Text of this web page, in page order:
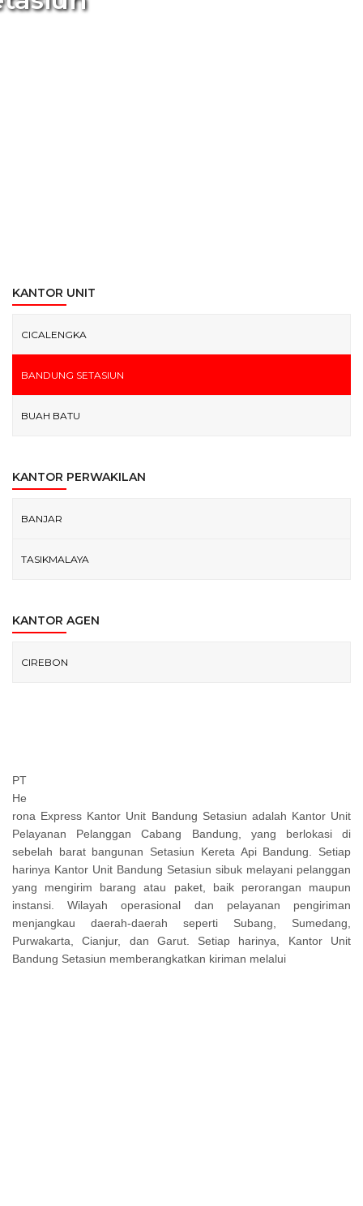
KANTOR UNIT
CICALENGKA
BANDUNG SETASIUN
BUAH BATU
KANTOR PERWAKILAN
BANJAR
TASIKMALAYA
KANTOR AGEN
CIREBON
PT
He
rona Express Kantor Unit Bandung Setasiun adalah Kantor Unit
Pelayanan Pelanggan Cabang Bandung, yang berlokasi di
sebelah barat bangunan Setasiun Kereta Api Bandung. Setiap
harinya Kantor Unit Bandung Setasiun sibuk melayani pelanggan
yang mengirim barang atau paket, baik perorangan maupun
instansi. Wilayah operasional dan pelayanan pengiriman
menjangkau daerah-daerah seperti Subang, Sumedang,
Purwakarta, Cianjur, dan Garut. Setiap harinya, Kantor Unit
Bandung Setasiun memberangkatkan kiriman melalui